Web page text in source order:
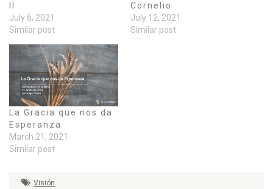
July 6, 2021
Similar post
Cornelio
July 12, 2021
Similar post
La Gracia que nos da
Esperanza
March 21, 2021
Similar post
Visión